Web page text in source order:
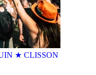
★ CLISSON